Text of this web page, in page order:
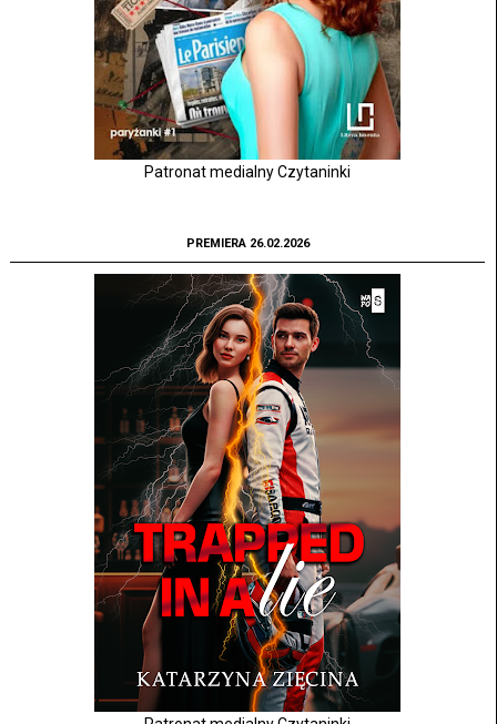
Patronat medialny Czytaninki
PREMIERA 26.02.2026